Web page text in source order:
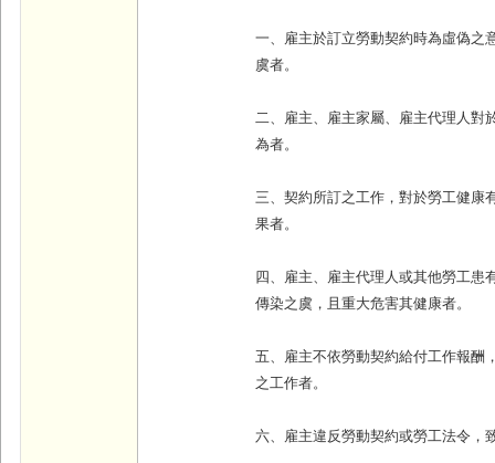
一、雇主於訂立勞動契約時為虛偽之
虞者。
二、雇主、雇主家屬、雇主代理人對
為者。
三、契約所訂之工作，對於勞工健康
果者。
四、雇主、雇主代理人或其他勞工患
傳染之虞，且重大危害其健康者。
五、雇主不依勞動契約給付工作報酬
之工作者。
六、雇主違反勞動契約或勞工法令，